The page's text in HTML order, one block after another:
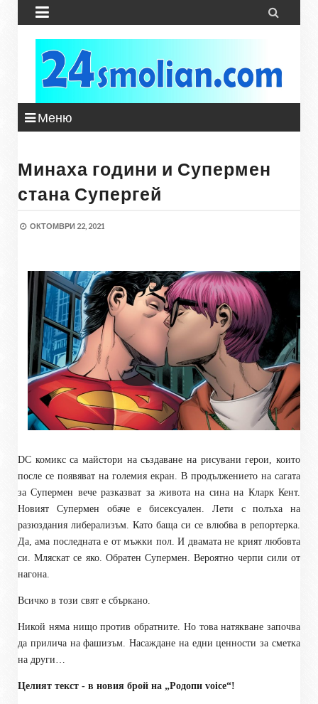
 
Меню
Минаха години и Супермен
стана Супергей
ОКТОМВРИ 22, 2021
DC комикс са майстори на създаване на рисувани герои, които
после се появяват на големия екран. В продължението на сагата
за Супермен вече разказват за живота на сина на Кларк Кент.
Новият Супермен обаче е бисексуален. Лети с полъха на
разюздания либерализъм. Като баща си се влюбва в репортерка.
Да, ама последната е от мъжки пол. И двамата не крият любовта
си. Мляскат се яко. Обратен Супермен. Вероятно черпи сили от
нагона.
Всичко в този свят е сбъркано.
Никой няма нищо против обратните. Но това натякване започва
да прилича на фашизъм. Насаждане на едни ценности за сметка
на други…
Целият текст - в новия брой на „Родопи voice“!